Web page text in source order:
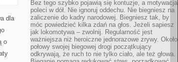
dla
o
Bez tego szybko pojawią się kontuzje, a motywacja
poleci w dół. Nie ignoruj oddechu. Nie biegniesz na
zaliczenie do kadry narodowej. Biegniesz tak, by
móc powiedzieć kilka zdań na głos. Jeżeli sapiesz
jak lokomotywa – zwolnij. Regularność jest
ważniejsza niż heroiczne jednorazowe zrywy. Około
połowy swojej biegowej drogi początkujący
odkrywają, że ruch to nie tylko ciało, ale też głowa.